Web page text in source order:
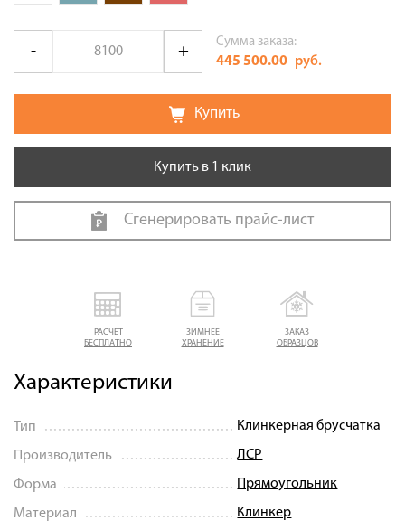
РАСЧЕТ
БЕСПЛАТНО
ЗИМНЕЕ
ХРАНЕНИЕ
ЗАКАЗ
ОБРАЗЦОВ
Характеристики
Тип Клинкерная брусчатка
Производитель ЛСР
Форма Прямоугольник
Материал Клинкер
Сумма заказа:
445 500.00 руб.
Купить
Купить в 1 клик
Сгенерировать прайс-лист